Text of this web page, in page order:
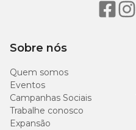
Sobre nós
Quem somos
Eventos
Campanhas Sociais
Trabalhe conosco
Expansão